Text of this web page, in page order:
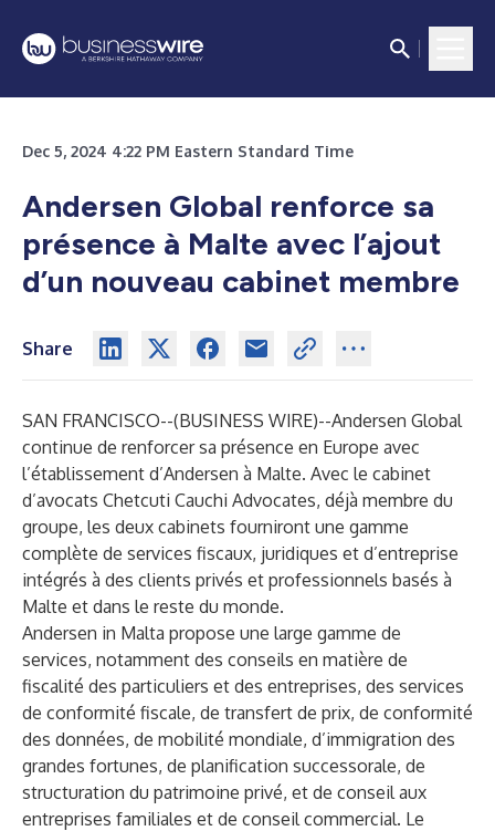
Dec 5, 2024 4:22 PM Eastern Standard Time
Andersen Global renforce sa
présence à Malte avec l’ajout
d’un nouveau cabinet membre
Share
SAN FRANCISCO--(BUSINESS WIRE)--Andersen Global
continue de renforcer sa présence en Europe avec
l’établissement d’Andersen à Malte. Avec le cabinet
d’avocats Chetcuti Cauchi Advocates, déjà membre du
groupe, les deux cabinets fourniront une gamme
complète de services fiscaux, juridiques et d’entreprise
intégrés à des clients privés et professionnels basés à
Malte et dans le reste du monde.
Andersen in Malta propose une large gamme de
services, notamment des conseils en matière de
fiscalité des particuliers et des entreprises, des services
de conformité fiscale, de transfert de prix, de conformité
des données, de mobilité mondiale, d’immigration des
grandes fortunes, de planification successorale, de
structuration du patrimoine privé, et de conseil aux
entreprises familiales et de conseil commercial. Le